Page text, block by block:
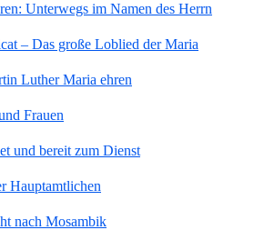
Unterwegs im Namen des Herrn
– Das große Loblied der Maria
Luther Maria ehren
Frauen
und bereit zum Dienst
Hauptamtlichen
nach Mosambik